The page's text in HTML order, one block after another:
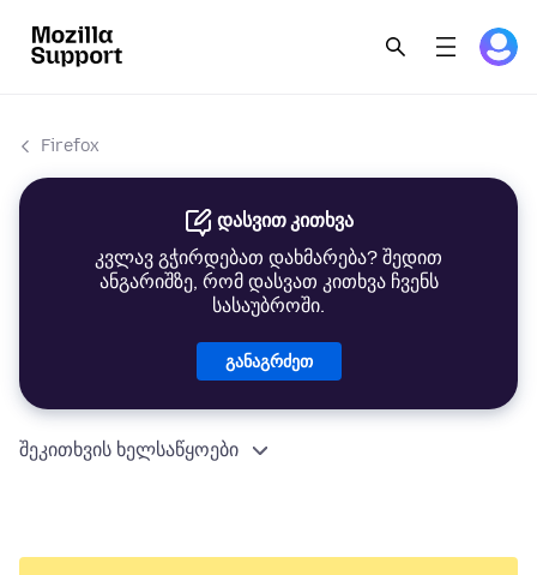
Firefox
დასვით კითხვა
კვლავ გჭირდებათ დახმარება? შედით
ანგარიშზე, რომ დასვათ კითხვა ჩვენს
სასაუბროში.
განაგრძეთ
შეკითხვის ხელსაწყოები